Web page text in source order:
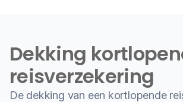
Dekking
reisverzekering
De dekking van een kortlopende